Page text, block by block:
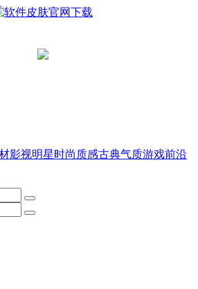
影视明星时尚质感古典气质游戏前沿